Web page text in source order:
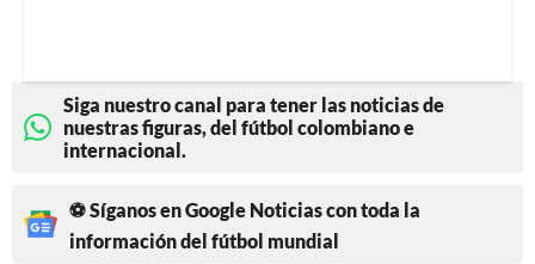
Siga nuestro canal para tener las noticias de
nuestras figuras, del fútbol colombiano e
internacional.
⚽ Síganos en Google Noticias con toda la
información del fútbol mundial